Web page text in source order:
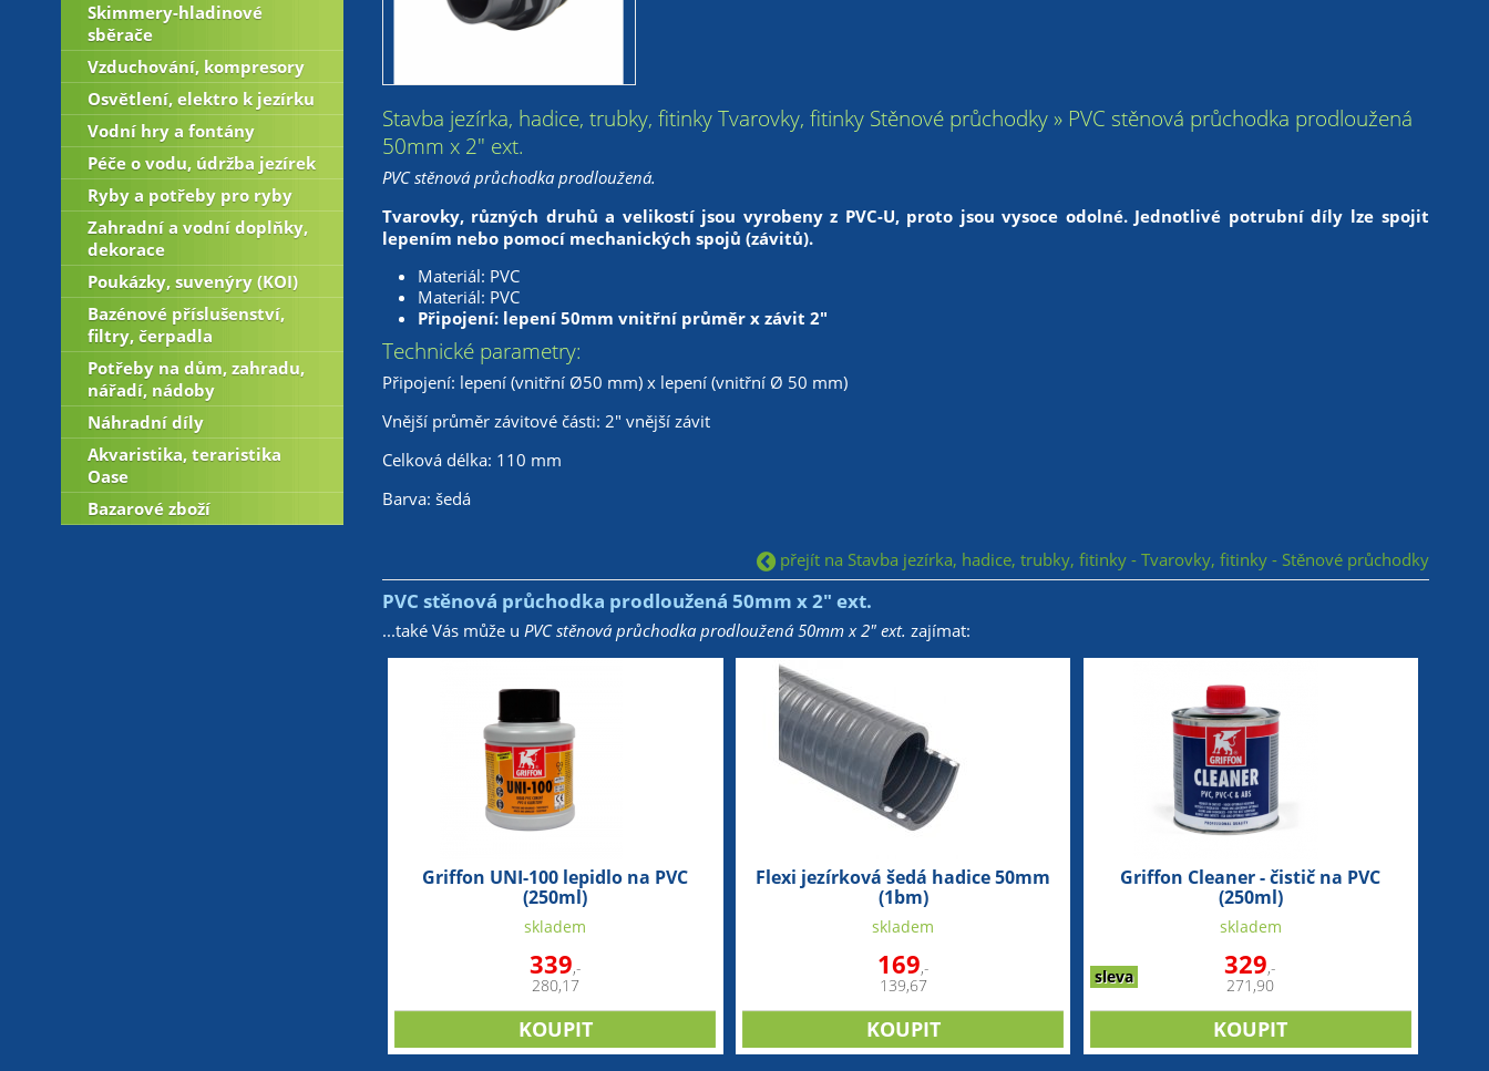
Stavba jezírka, hadice, trubky, fitinky Tvarovky, fitinky Stěnové průchodky » PVC stěnová průchodka prodloužená
50mm x 2" ext.
PVC stěnová průchodka prodloužená.
Tvarovky, různých druhů a velikostí jsou vyrobeny z PVC-U, proto jsou vysoce odolné. Jednotlivé potrubní díly lze spojit
lepením nebo pomocí mechanických spojů (závitů).
Materiál: PVC
Materiál: PVC
Připojení: lepení 50mm vnitřní průměr x závit 2"
Technické parametry:
Připojení: lepení (vnitřní Ø50 mm) x lepení (vnitřní Ø 50 mm)
Vnější průměr závitové části: 2" vnější závit
Celková délka: 110 mm
Barva: šedá
přejít na Stavba jezírka, hadice, trubky, fitinky - Tvarovky, fitinky - Stěnové průchodky
PVC stěnová průchodka prodloužená 50mm x 2" ext.
...také Vás může u PVC stěnová průchodka prodloužená 50mm x 2" ext. zajímat:
Griffon UNI-100 lepidlo na PVC
(250ml)
skladem
339,-
280,17
Flexi jezírková šedá hadice 50mm
(1bm)
skladem
169,-
139,67
Griffon Cleaner - čistič na PVC
(250ml)
sleva
skladem
329,-
271,90
Skimmery-hladinové
sběrače
Vzduchování, kompresory
Osvětlení, elektro k jezírku
Vodní hry a fontány
Péče o vodu, údržba jezírek
Ryby a potřeby pro ryby
Zahradní a vodní doplňky,
dekorace
Poukázky, suvenýry (KOI)
Bazénové příslušenství,
filtry, čerpadla
Potřeby na dům, zahradu,
nářadí, nádoby
Náhradní díly
Akvaristika, teraristika
Oase
Bazarové zboží